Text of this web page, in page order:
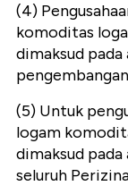
(4)
komoditas
dimaksud
(5) Untuk
logam
dimaksud
seluruh